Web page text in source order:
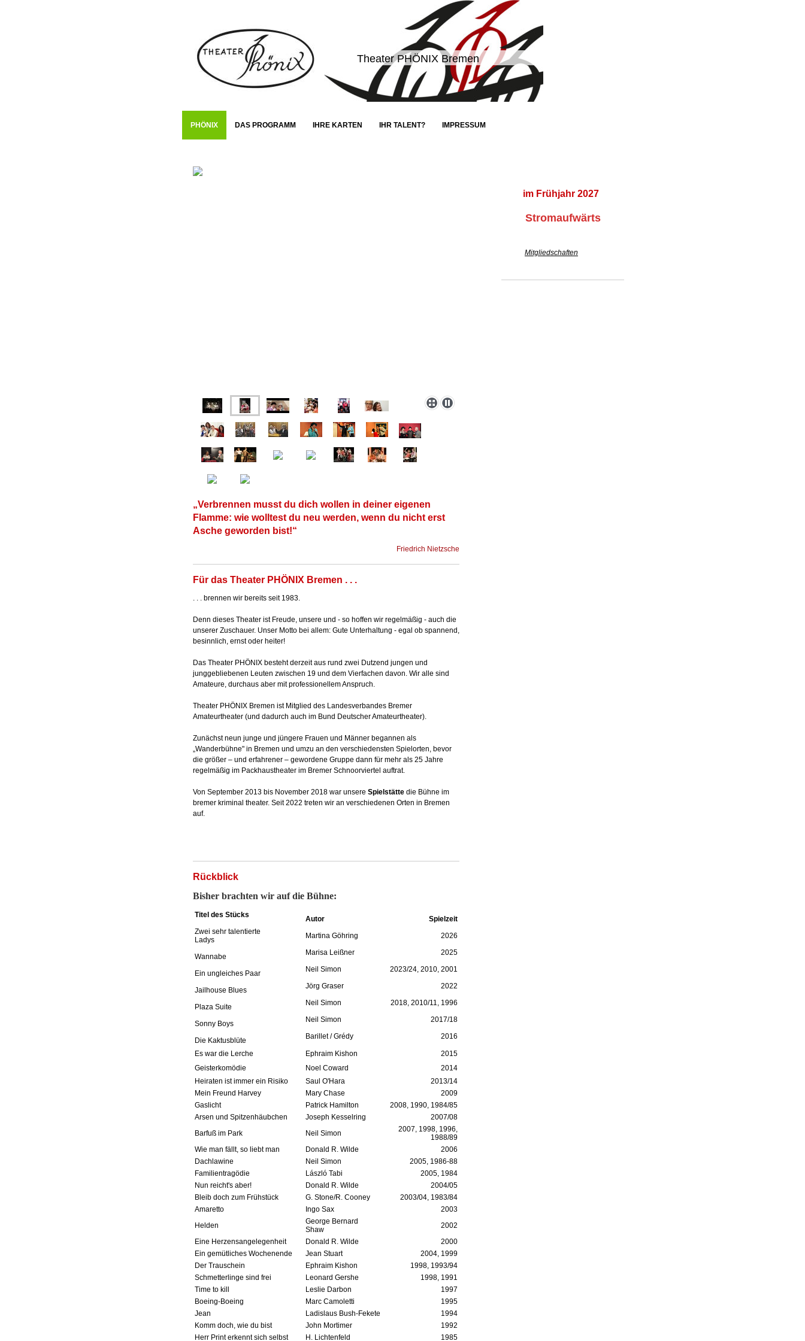
Theater PHÖNIX Bremen
PHÖNIX DAS PROGRAMM IHRE KARTEN IHR TALENT? IMPRESSUM
„Verbrennen musst du dich wollen in deiner eigenen
Flamme: wie wolltest du neu werden, wenn du nicht erst
Asche geworden bist!“
Friedrich Nietzsche
Für das Theater PHÖNIX Bremen . . .
. . . brennen wir bereits seit 1983.
Denn dieses Theater ist Freude, unsere und - so hoffen wir regelmäßig - auch die
unserer Zuschauer. Unser Motto bei allem: Gute Unterhaltung - egal ob spannend,
besinnlich, ernst oder heiter!
Das Theater PHÖNIX besteht derzeit aus rund zwei Dutzend jungen und
junggebliebenen Leuten zwischen 19 und dem Vierfachen davon. Wir alle sind
Amateure, durchaus aber mit professionellem Anspruch.
Theater PHÖNIX Bremen ist Mitglied des Landesverbandes Bremer
Amateurtheater (und dadurch auch im Bund Deutscher Amateurtheater).
Zunächst neun junge und jüngere Frauen und Männer begannen als
„Wanderbühne" in Bremen und umzu an den verschiedensten Spielorten, bevor
die größer – und erfahrener – gewordene Gruppe dann für mehr als 25 Jahre
regelmäßig im Packhaustheater im Bremer Schnoorviertel auftrat.
Von September 2013 bis November 2018 war unsere Spielstätte die Bühne im
bremer kriminal theater. Seit 2022 treten wir an verschiedenen Orten in Bremen
auf.
Rückblick
Bisher brachten wir auf die Bühne:
Titel des Stücks
Zwei sehr talentierte
Ladys
Wannabe
Ein ungleiches Paar
Jailhouse Blues
Plaza Suite
Sonny Boys
Die Kaktusblüte
Autor
Martina Göhring
Marisa Leißner
Neil Simon
Jörg Graser
Neil Simon
Neil Simon
Barillet / Grédy
Spielzeit
2026
2025
2023/24, 2010, 2001
2022
2018, 2010/11, 1996
2017/18
2016
Es war die Lerche Ephraim Kishon
2015
Geisterkomödie
Noel Coward
2014
Heiraten ist immer ein Risiko
Saul O'Hara
2013/14
Mein Freund Harvey
Mary Chase
2009
Gaslicht
Patrick Hamilton
2008, 1990, 1984/85
Arsen und Spitzenhäubchen
Joseph Kesselring
2007/08
Barfuß im Park
Neil Simon
2007, 1998, 1996,
1988/89
Wie man fällt, so liebt man
Donald R. Wilde
2006
Dachlawine
Neil Simon
2005, 1986-88
Familientragödie
László Tabi
2005, 1984
Nun reicht's aber!
Donald R. Wilde
2004/05
Bleib doch zum Frühstück
G. Stone/R. Cooney
2003/04, 1983/84
Amaretto
Ingo Sax
2003
Helden
George Bernard
Shaw
2002
Eine Herzensangelegenheit
Donald R. Wilde
2000
Ein gemütliches Wochenende
Jean Stuart
2004, 1999
Der Trauschein
Ephraim Kishon
1998, 1993/94
Schmetterlinge sind frei
Leonard Gershe
1998, 1991
Time to kill
Leslie Darbon
1997
Boeing-Boeing
Marc Camoletti
1995
Jean
Ladislaus Bush-Fekete
1994
Komm doch, wie du bist
John Mortimer
1992
Herr Print erkennt sich selbst
H. Lichtenfeld 1985
im Frühjahr 2027
Stromaufwärts
Mitgliedschaften